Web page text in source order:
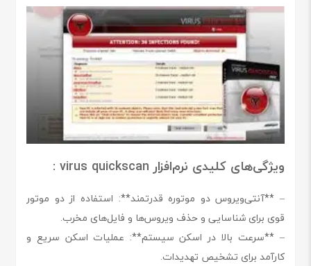
ویژگی‌های کلیدی نرم‌افزار virus quickscan :
– **آنتی‌ویروس دو موتوره قدرتمند**: استفاده از دو موتور
قوی برای شناسایی و حذف ویروس‌ها و فایل‌های مخرب.
– **سرعت بالا در اسکن سیستم**: عملیات اسکن سریع و
کارآمد برای تشخیص تهدیدات.